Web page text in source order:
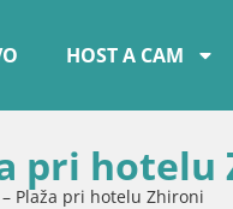
HOST A CAM
pri hotelu
Plaža pri hotelu Zhironi